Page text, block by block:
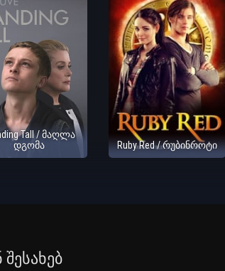
Tall / მაღლა
დგომა
Ruby Red / რუბინროტი
Შესახებ